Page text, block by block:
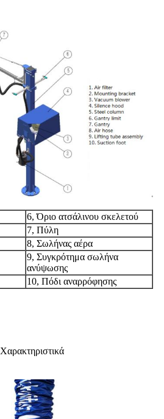
6, Όριο ατσάλινου σκελετού
7, Πύλη
8, Σωλήνας αέρα
9, Συγκρότημα σωλήνα
ανύψωσης
10, Πόδι αναρρόφησης
Χαρακτηριστικά